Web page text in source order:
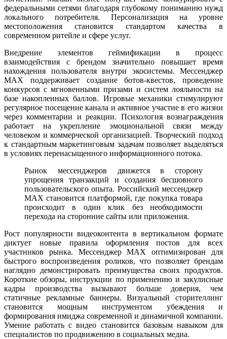
федеральными сетями благодаря глубокому пониманию нужд
локального потребителя. Персонализация на уровне
местоположения становится стандартом качества в
современном ритейле и сфере услуг.
Внедрение элементов геймификации в процесс
взаимодействия с брендом значительно повышает время
нахождения пользователя внутри экосистемы. Мессенджер
MAX поддерживает создание ботов-квестов, проведение
конкурсов с мгновенными призами и систем лояльности на
базе накопленных баллов. Игровые механики стимулируют
регулярное посещение канала и активное участие в его жизни
через комментарии и реакции. Психология вознаграждения
работает на укрепление эмоциональной связи между
человеком и коммерческой организацией. Творческий подход
к стандартным маркетинговым задачам позволяет выделяться
в условиях перенасыщенного информационного потока.
Рынок мессенджеров движется в сторону
упрощения транзакций и создания бесшовного
пользовательского опыта. Российский мессенджер
MAX становится платформой, где покупка товара
происходит в один клик без необходимости
перехода на сторонние сайты или приложения.
Рост популярности видеоконтента в вертикальном формате
диктует новые правила оформления постов для всех
участников рынка. Мессенджер MAX оптимизирован для
быстрого воспроизведения роликов, что позволяет брендам
наглядно демонстрировать преимущества своих продуктов.
Короткие обзоры, инструкции по применению и закулисные
кадры производства вызывают больше доверия, чем
статичные рекламные баннеры. Визуальный сторителлинг
становится мощным инструментом убеждения и
формирования имиджа современной и динамичной компании.
Умение работать с видео становится базовым навыком для
специалистов по продвижению в социальных медиа.